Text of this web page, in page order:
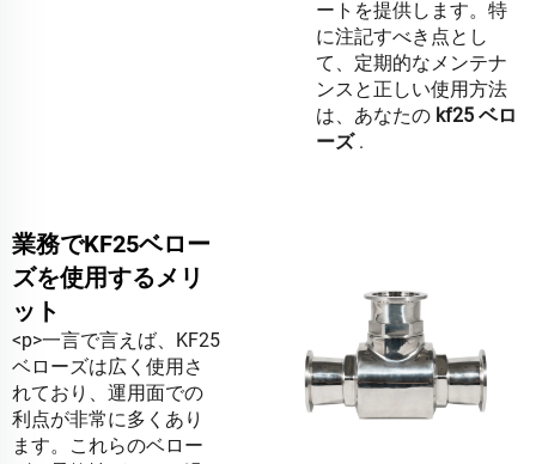
ートを提供します。特
に注記すべき点とし
て、定期的なメンテナ
ンスと正しい使用方法
は、あなたの kf25 ベロ
ーズ .
業務でKF25ベロー
ズを使用するメリ
ット
<p>一言で言えば、KF25
ベローズは広く使用さ
れており、運用面での
利点が非常に多くあり
ます。これらのベロー